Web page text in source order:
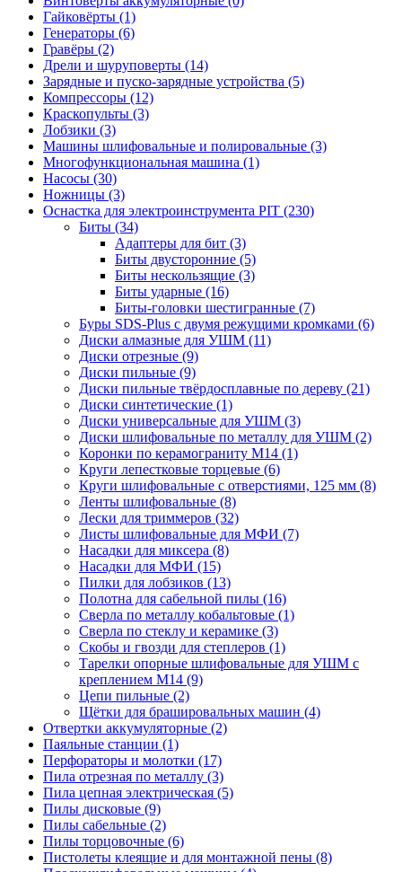
Гайковёрты (1)
Генераторы (6)
Гравёры (2)
Дрели и шуруповерты (14)
Зарядные и пуско-зарядные устройства (5)
Компрессоры (12)
Краскопульты (3)
Лобзики (3)
Машины шлифовальные и полировальные (3)
Многофункциональная машина (1)
Насосы (30)
Ножницы (3)
Оснастка для электроинструмента PIT (230)
Биты (34)
Адаптеры для бит (3)
Биты двусторонние (5)
Биты нескользящие (3)
Биты ударные (16)
Биты-головки шестигранные (7)
Буры SDS-Plus c двумя режущими кромками (6)
Диски алмазные для УШМ (11)
Диски отрезные (9)
Диски пильные (9)
Диски пильные твёрдосплавные по дереву (21)
Диски синтетические (1)
Диски универсальные для УШМ (3)
Диски шлифовальные по металлу для УШМ (2)
Коронки по керамограниту M14 (1)
Круги лепестковые торцевые (6)
Круги шлифовальные с отверстиями, 125 мм (8)
Ленты шлифовальные (8)
Лески для триммеров (32)
Листы шлифовальные для МФИ (7)
Насадки для миксера (8)
Насадки для МФИ (15)
Пилки для лобзиков (13)
Полотна для сабельной пилы (16)
Сверла по металлу кобальтовые (1)
Сверла по стеклу и керамике (3)
Скобы и гвозди для степлеров (1)
Тарелки опорные шлифовальные для УШМ с
креплением М14 (9)
Цепи пильные (2)
Щётки для брашировальных машин (4)
Отвертки аккумуляторные (2)
Паяльные станции (1)
Перфораторы и молотки (17)
Пила отрезная по металлу (3)
Пила цепная электрическая (5)
Пилы дисковые (9)
Пилы сабельные (2)
Пилы торцовочные (6)
Пистолеты клеящие и для монтажной пены (8)